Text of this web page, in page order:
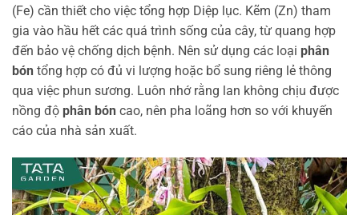
(Fe) cần thiết cho việc tổng hợp Diệp lục. Kẽm (Zn) tham
gia vào hầu hết các quá trình sống của cây, từ quang hợp
đến bảo vệ chống dịch bệnh. Nên sử dụng các loại phân
bón tổng hợp có đủ vi lượng hoặc bổ sung riêng lẻ thông
qua việc phun sương. Luôn nhớ rằng lan không chịu được
nồng độ phân bón cao, nên pha loãng hơn so với khuyến
cáo của nhà sản xuất.